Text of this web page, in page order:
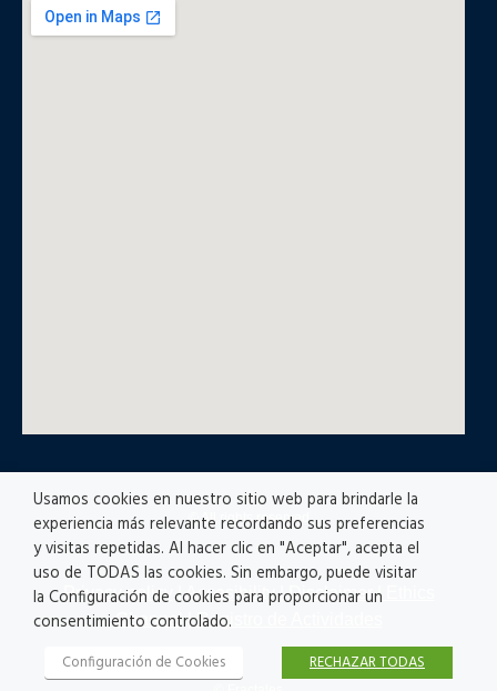
© All rights reserved
Privacy policy |Accesibility|Disclaimer |
Channel|Registro de Actividades
Usamos cookies en nuestro sitio web para brindarle la
experiencia más relevante recordando sus preferencias
y visitas repetidas. Al hacer clic en "Aceptar", acepta el
uso de TODAS las cookies. Sin embargo, puede visitar
la Configuración de cookies para proporcionar un
consentimiento controlado.
Configuración de Cookies RECHAZAR TODAS